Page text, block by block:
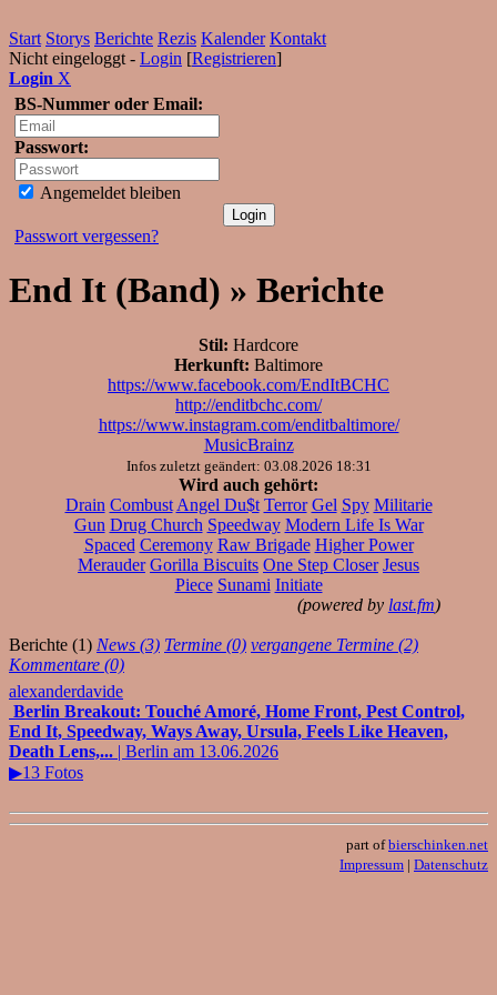
Start Storys Berichte Rezis Kalender Kontakt
Nicht eingeloggt - Login [Registrieren]
Login X
BS-Nummer oder Email:
Passwort:
Angemeldet bleiben
Passwort vergessen?
End It (Band) » Berichte
Stil: Hardcore
Herkunft: Baltimore
https://www.facebook.com/EndItBCHC
http://enditbchc.com/
https://www.instagram.com/enditbaltimore/
MusicBrainz
Infos zuletzt geändert: 03.08.2026 18:31
Wird auch gehört:
Drain Combust Angel Du$t Terror Gel Spy Militarie
Gun Drug Church Speedway Modern Life Is War
Spaced Ceremony Raw Brigade Higher Power
Merauder Gorilla Biscuits One Step Closer Jesus
Piece Sunami Initiate
(powered by last.fm)
Berichte (1) News (3) Termine (0) vergangene Termine (2)
Kommentare (0)
alexanderdavide
Berlin Breakout: Touché Amoré, Home Front, Pest Control,
End It, Speedway, Ways Away, Ursula, Feels Like Heaven,
Death Lens,... | Berlin am 13.06.2026
▶13 Fotos
part ofbierschinken.net
Impressum | Datenschutz